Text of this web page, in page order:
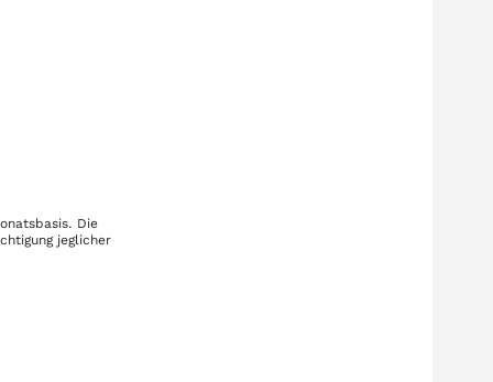
Die
jeglicher